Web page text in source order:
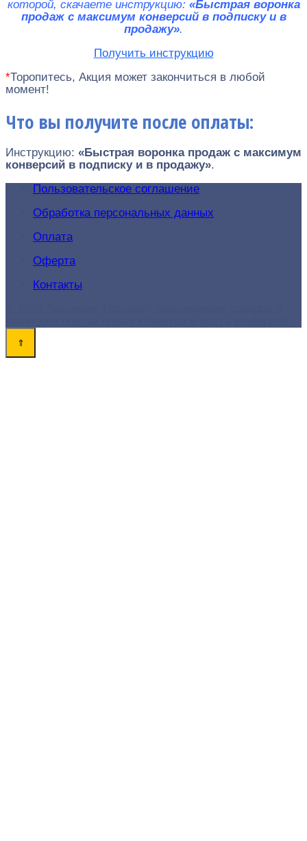
которой, скачаете инструкцию: «Быстрая воронка
продаж c максимум конверсий в подписку и в
продажу».
Получить инструкцию
*Торопитесь, Акция может закончиться в любой
момент!
Что вы получите после оплаты:
Инструкцию: «Быстрая воронка продаж c максимум
конверсий в подписку и в продажу».
Пользовательское соглашение
Обработка персональных данных
Оплата
Оферта
Контакты